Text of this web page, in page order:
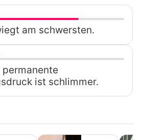
am schwersten.
permanente
ist schlimmer.